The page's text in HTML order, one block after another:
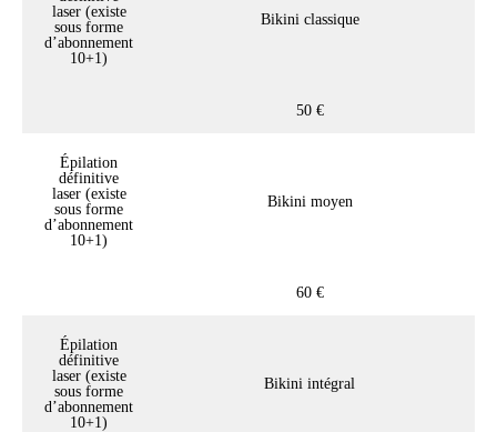
laser (existe
sous forme
d’abonnement
10+1)
Bikini classique
50 €
Épilation
définitive
laser (existe
sous forme
d’abonnement
10+1)
Bikini moyen
60 €
Épilation
définitive
laser (existe
sous forme
d’abonnement
10+1)
Bikini intégral